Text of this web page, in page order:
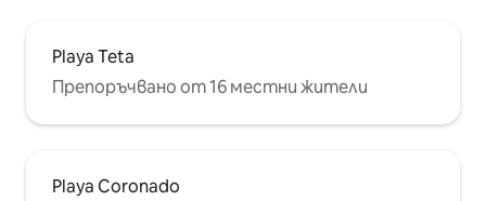
Playa Teta
Препоръчвано от 16 местни жители
Playa Coronado